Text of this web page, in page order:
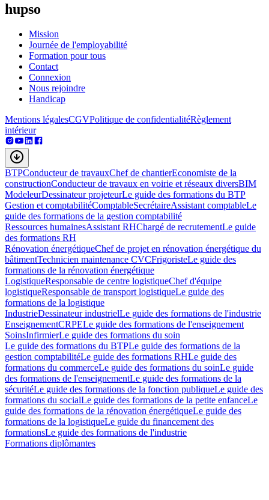
hupso
Mission
Journée de l'employabilité
Formation pour tous
Contact
Connexion
Nous rejoindre
Handicap
Mentions légalesCGVPolitique de confidentialitéRèglement
intérieur
BTPConducteur de travauxChef de chantierEconomiste de la
constructionConducteur de travaux en voirie et réseaux diversBIM
ModeleurDessinateur projeteurLe guide des formations du BTP
Gestion et comptabilitéComptableSecrétaireAssistant comptableLe
guide des formations de la gestion comptabilité
Ressources humainesAssistant RHChargé de recrutementLe guide
des formations RH
Rénovation énergétiqueChef de projet en rénovation énergétique du
bâtimentTechnicien maintenance CVCFrigoristeLe guide des
formations de la rénovation énergétique
LogistiqueResponsable de centre logistiqueChef d'équipe
logistiqueResponsable de transport logistiqueLe guide des
formations de la logistique
IndustrieDessinateur industrielLe guide des formations de l'industrie
EnseignementCRPELe guide des formations de l'enseignement
SoinsInfirmierLe guide des formations du soin
Le guide des formations du BTPLe guide des formations de la
gestion comptabilitéLe guide des formations RHLe guide des
formations du commerceLe guide des formations du soinLe guide
des formations de l'enseignementLe guide des formations de la
sécuritéLe guide des formations de la fonction publiqueLe guide des
formations du socialLe guide des formations de la petite enfanceLe
guide des formations de la rénovation énergétiqueLe guide des
formations de la logistiqueLe guide du financement des
formationsLe guide des formations de l'industrie
Formations diplômantes